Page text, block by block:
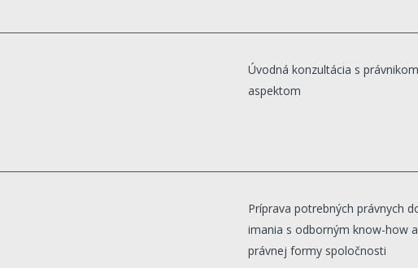
Úvodná konzultácia s
aspektom
Príprava potrebných právnych
imania s odborným know-how
právnej formy spoločnosti